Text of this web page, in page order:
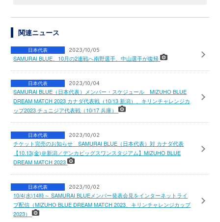
関連ニュース
日本代表 2023/10/05
SAMURAI BLUE、10月の2連戦へ南野選手、中山選手が復帰
日本代表 2023/10/04
SAMURAI BLUE（日本代表）メンバー・スケジュール MIZUHO BLUE
DREAM MATCH 2023 カナダ代表戦（10/13 新潟）、キリンチャレンジカ
ップ2023 チュニジア代表戦（10/17 兵庫）
日本代表 2023/10/02
チケット完売のお知らせ SAMURAI BLUE（日本代表）対 カナダ代表
【10.13(金)＠新潟／デンカビッグスワンスタジアム】MIZUHO BLUE
DREAM MATCH 2023
日本代表 2023/10/02
10/4(水)14時～ SAMURAI BLUEメンバー発表会見をインターネットライ
ブ配信（MIZUHO BLUE DREAM MATCH 2023、キリンチャレンジカップ
2023）